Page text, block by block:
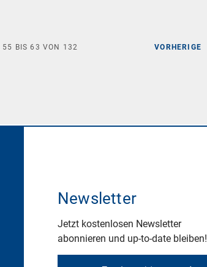
VORHERIGE
55 BIS63 VON 132
Newsletter
Jetzt kostenlosen Newsletter
abonnieren und up-to-date bleiben!